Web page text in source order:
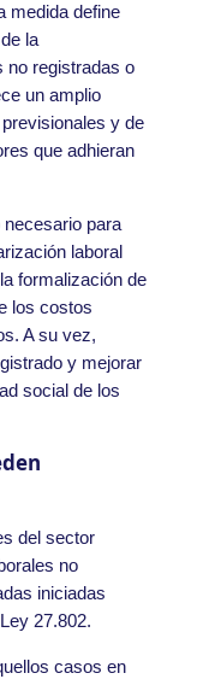
medida define
la
no registradas o
un amplio
y de
que adhieran
para
laboral
formalización de
los costos
A su vez,
y mejorar
social de los
del sector
no
iniciadas
27.802.
casos en